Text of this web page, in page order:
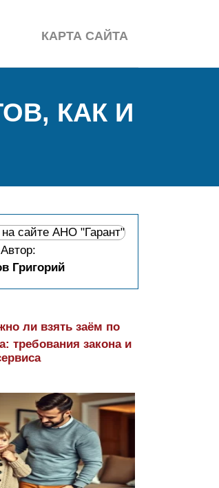
КАРТА САЙТА
КАК И
Автор:
Григорий
ли взять заём по
требования закона и